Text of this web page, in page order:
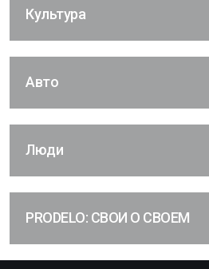
Культура
Авто
Люди
PRODELO: СВОИ О СВОЕМ